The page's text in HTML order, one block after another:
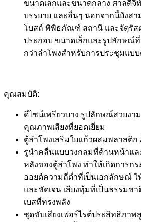
ขนาดเล็กและขนาดกลาง ศาลดิจิ
บรรยาย และอื่นๆ นอกจากนี้ยังส
โบสถ์ พิพิธภัณฑ์ สถานี และจัตุรัส
ประกอบ ขนาดเล็กและรูปลักษณ์
กว่าลำโพงสำหรับการประชุมแบบ
คุณสมบัติ:
ดีไซน์เพรียวบาง รูปลักษณ์สวยงา
คุณภาพเสียงที่ยอดเยี่ยม
ตู้ลำโพงเสริมใยแก้วผสมพลาสติ
รูนำคลื่นแบบวงกลมที่ด้านหน้าแ
หลังของตู้ลำโพง ทำให้เกิดการกร
ออยด์ความถี่ต่ำที่เป็นเอกลักษณ์ ใ
และชัดเจน เสียงทุ้มที่เป็นธรรมชา
เบสที่ทรงพลัง
ชุดขับเสียงเฟอร์ไรต์ประสิทธิภาพ